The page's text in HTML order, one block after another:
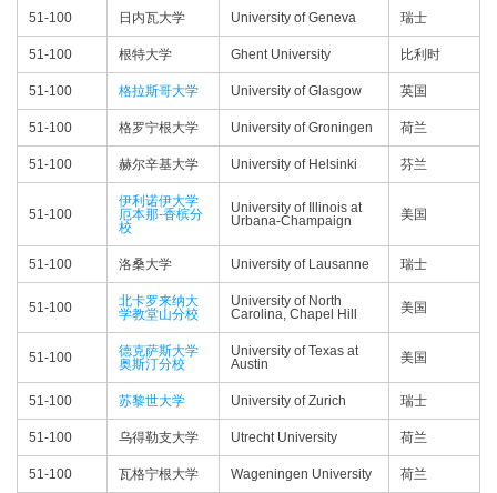
51-100 日内瓦大学 University of Geneva 瑞士
51-100 根特大学 Ghent University 比利时
51-100 格拉斯哥大学 University of Glasgow 英国
51-100 格罗宁根大学 University of Groningen 荷兰
51-100 赫尔辛基大学 University of Helsinki 芬兰
51-100
伊利诺伊大学
厄本那-香槟分
校
University of Illinois at
Urbana-Champaign
美国
51-100 洛桑大学 University of Lausanne 瑞士
51-100
北卡罗来纳大
学教堂山分校
University of North
Carolina, Chapel Hill
美国
51-100
德克萨斯大学
奥斯汀分校
University of Texas at
Austin
美国
51-100 苏黎世大学 University of Zurich 瑞士
51-100 乌得勒支大学 Utrecht University 荷兰
51-100 瓦格宁根大学 Wageningen University 荷兰